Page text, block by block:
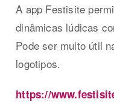
A app Festisite
dinâmicas lúdicas
Pode ser muito útil
logotipos.
https://